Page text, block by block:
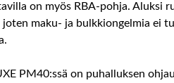
on myös RBA-pohja. Aluksi
joten maku- ja bulkkiongelmia ei
PM40:ssä on puhalluksen